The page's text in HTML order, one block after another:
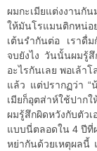
ผมกะเมียแต่งงานกั
ให้มันโรแมนติกหน่อ
เต้นรำกันต่อ เราดื่
จบยังไง วันนั้นผมรู้
อะไรกันเลย พอเล้า
แล้ว แต่ปรากฏว่า “
เมียก็อุตส่าห์ใช้ปาก
ผมรู้สึกผิดหวังกับตั
แบบนี่ตลอดใน 4 ปีที่
หย่ากันด้วยเหตุผลนี้